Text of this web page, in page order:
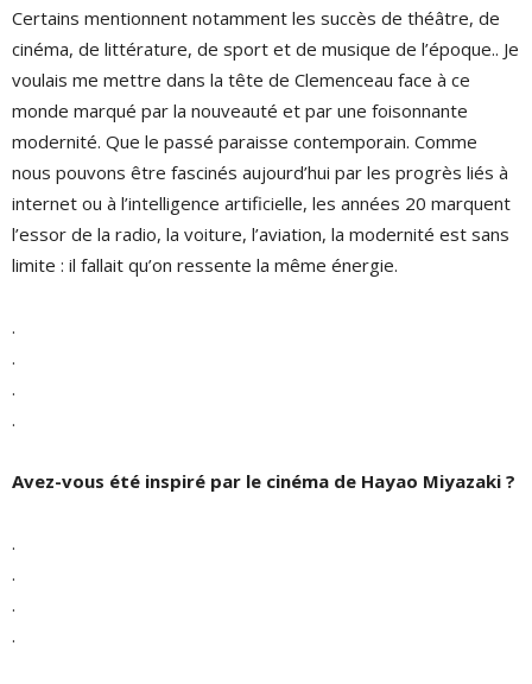
Certains mentionnent notamment les succès de théâtre, de
cinéma, de littérature, de sport et de musique de l’époque.. Je
voulais me mettre dans la tête de Clemenceau face à ce
monde marqué par la nouveauté et par une foisonnante
modernité. Que le passé paraisse contemporain. Comme
nous pouvons être fascinés aujourd’hui par les progrès liés à
internet ou à l’intelligence artificielle, les années 20 marquent
l’essor de la radio, la voiture, l’aviation, la modernité est sans
limite : il fallait qu’on ressente la même énergie.
.
.
.
.
Avez-vous été inspiré par le cinéma de Hayao Miyazaki ?
.
.
.
.